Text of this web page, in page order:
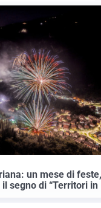
un mese di
segno di “Territori in